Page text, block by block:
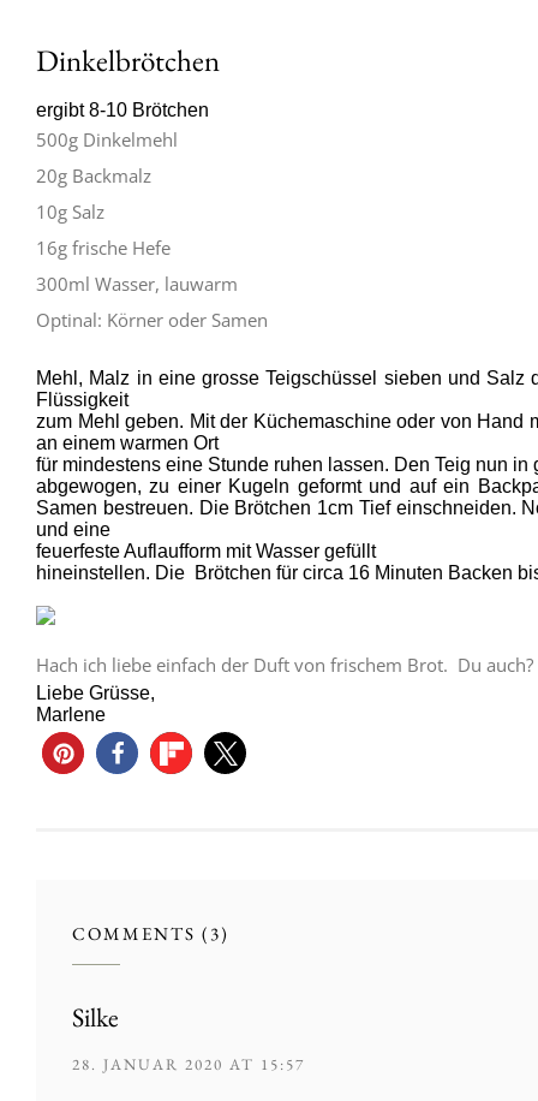
Dinkelbrötchen
ergibt 8-10 Brötchen
500g Dinkelmehl
20g Backmalz
10g Salz
16g frische Hefe
300ml Wasser, lauwarm
Optinal: Körner oder Samen
Mehl, Malz in eine grosse Teigschüssel sieben und
Flüssigkeit
zum Mehl geben. Mit der Küchemaschine oder von Hand
an einem warmen Ort
für mindestens eine Stunde ruhen lassen. Den Teig nun
abgewogen, zu einer Kugeln geformt und auf ein
Samen bestreuen. Die Brötchen 1cm Tief einschneiden.
und eine
feuerfeste Auflaufform mit Wasser gefüllt
hineinstellen. Die Brötchen für circa 16 Minuten Backen
Hach ich liebe einfach der Duft von frischem Brot. Du
Liebe Grüsse,
Marlene
COMMENTS (3)
Silke
28. JANUAR 2020 AT 15:57